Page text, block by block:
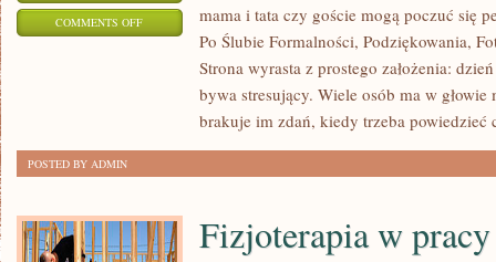
COMMENTS OFFON
mama i tata czy goście mogą poczuć się
Po Ślubie Formalności, Podziękowania,
Strona wyrasta z prostego założenia:
bywa stresujący. Wiele osób ma w
brakuje im zdań, kiedy trzeba powiedzieć
POSTED BY ADMIN
Fizjoterapia w